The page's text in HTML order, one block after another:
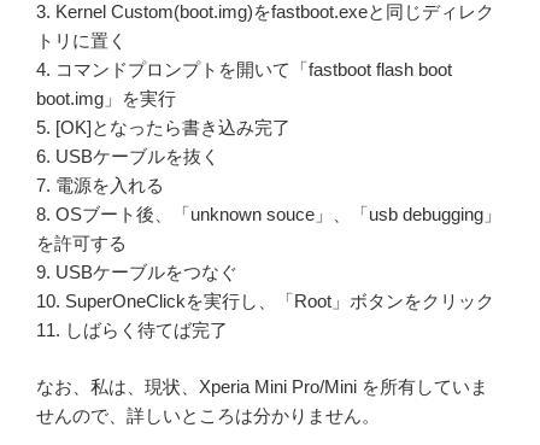
3. Kernel Custom(boot.img)をfastboot.exeと同じディレク
トリに置く
4. コマンドプロンプトを開いて「fastboot flash boot
boot.img」を実行
5. [OK]となったら書き込み完了
6. USBケーブルを抜く
7. 電源を入れる
8. OSブート後、「unknown souce」、「usb debugging」
を許可する
9. USBケーブルをつなぐ
10. SuperOneClickを実行し、「Root」ボタンをクリック
11. しばらく待てば完了
なお、私は、現状、Xperia Mini Pro/Mini を所有していま
せんので、詳しいところは分かりません。